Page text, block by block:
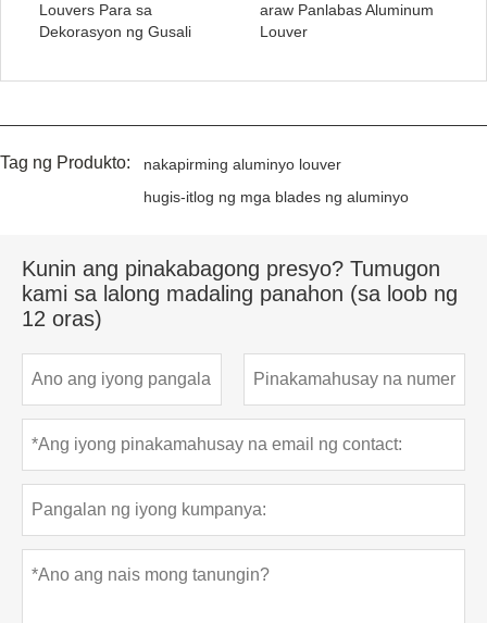
Louvers Para sa
Dekorasyon ng Gusali
araw Panlabas Aluminum
Louver
Tag ng Produkto:
nakapirming aluminyo louver
hugis-itlog ng mga blades ng aluminyo
Kunin ang pinakabagong presyo? Tumugon
kami sa lalong madaling panahon (sa loob ng
12 oras)